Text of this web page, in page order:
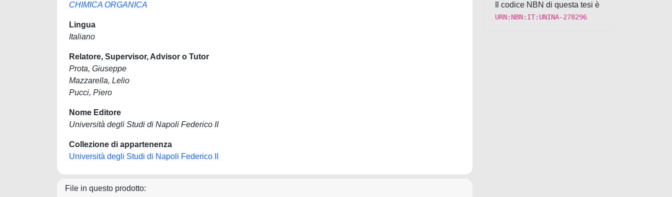
CHIMICA ORGANICA
Lingua
Italiano
Relatore, Supervisor, Advisor o Tutor
Prota, Giuseppe
Mazzarella, Lelio
Pucci, Piero
Nome Editore
Università degli Studi di Napoli Federico II
Collezione di appartenenza
Università degli Studi di Napoli Federico II
File in questo prodotto:
Il codice NBN di questa tesi è
URN:NBN:IT:UNINA-278296